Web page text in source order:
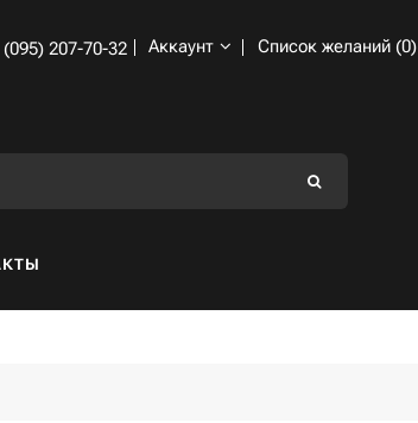
(095) 207-70-32 Аккаунт Список желаний (0)